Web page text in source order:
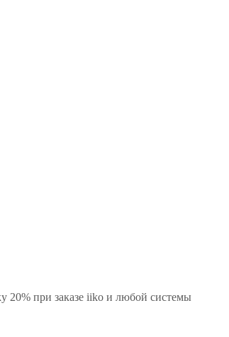
20% при заказе iiko и любой системы